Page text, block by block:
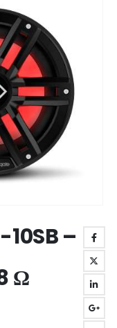
10SB –
Ω